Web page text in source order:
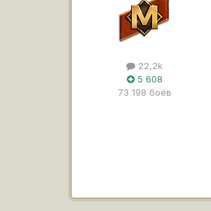
22,2k
5 608
73 198 боёв